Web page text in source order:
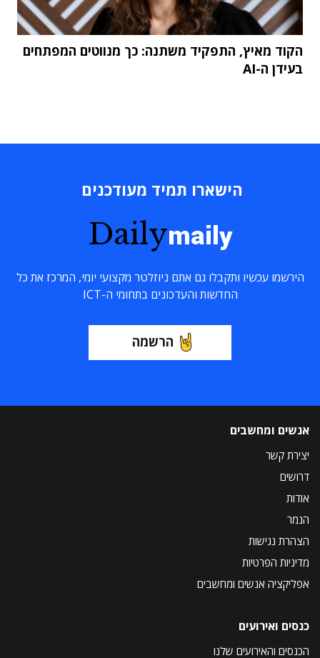
הקוד מאיץ, התפקיד משתנה: כך מנווטים המפתחים
בעידן ה-AI
הישארו תמיד מעודכנים
Dailymaily
הירשמו עכשיו ותקבלו גם אתם ניוזלטר מקצועי יומי, המרכז את כל
החדשות והעדכונים בתחומי ה-ICT
הרשמה
אנשים ומחשבים
יצירת קשר
דרושים
אודות
הנמר
הצהרת נגישות
מדיניות הפרטיות
אפליקציה אנשים ומחשבים
כנסים ואירועים
הכנסים והאירועים שלנו